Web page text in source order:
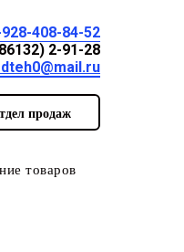
408-84-52
2-91-28
продаж
товаров